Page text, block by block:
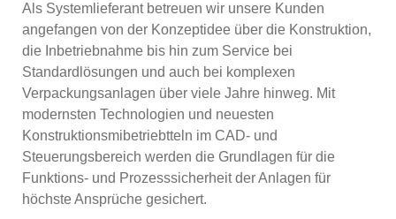
Als Systemlieferant betreuen wir unsere Kunden
angefangen von der Konzeptidee über die Konstruktion,
die Inbetriebnahme bis hin zum Service bei
Standardlösungen und auch bei komplexen
Verpackungsanlagen über viele Jahre hinweg. Mit
modernsten Technologien und neuesten
Konstruktionsmibetriebtteln im CAD- und
Steuerungsbereich werden die Grundlagen für die
Funktions- und Prozesssicherheit der Anlagen für
höchste Ansprüche gesichert.